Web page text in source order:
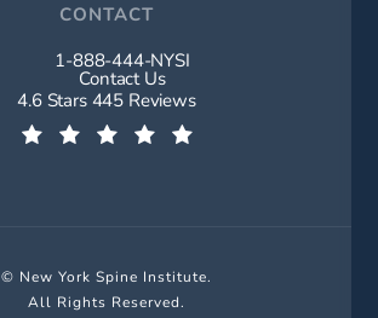
CONTACT
Call New York Spine Institute on
1-888-444-NYSI
Contact Us
New York Spine Institute reviews:
4.6 Stars 445 Reviews
© New York Spine Institute.
All Rights Reserved.